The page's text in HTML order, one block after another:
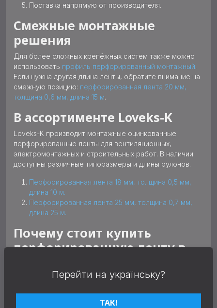
Поставка напрямую от производителя.
Смежные монтажные
решения
Для более сложных крепёжных систем также можно
использовать профиль перфорированный монтажный.
Если нужна другая длина ленты, обратите внимание на
смежную позицию: перфорированная лента 20 мм,
толщина 0,6 мм, длина 15 м.
В ассортименте Loveks-K
Loveks-K производит монтажные оцинкованные
перфорированные ленты для вентиляционных,
электромонтажных и строительных работ. В наличии
доступны различные типоразмеры и длины рулонов.
Перфорированная лента 18 мм, толщина 0,5 мм,
длина 10 м.
Перфорированная лента 25 мм, толщина 0,7 мм,
длина 25 м.
Почему стоит купить
перфорированную ленту в
собственное производство и контроль качества;
возможность заказа оптом и в розницу;
Перейти на українську?
ТАК!